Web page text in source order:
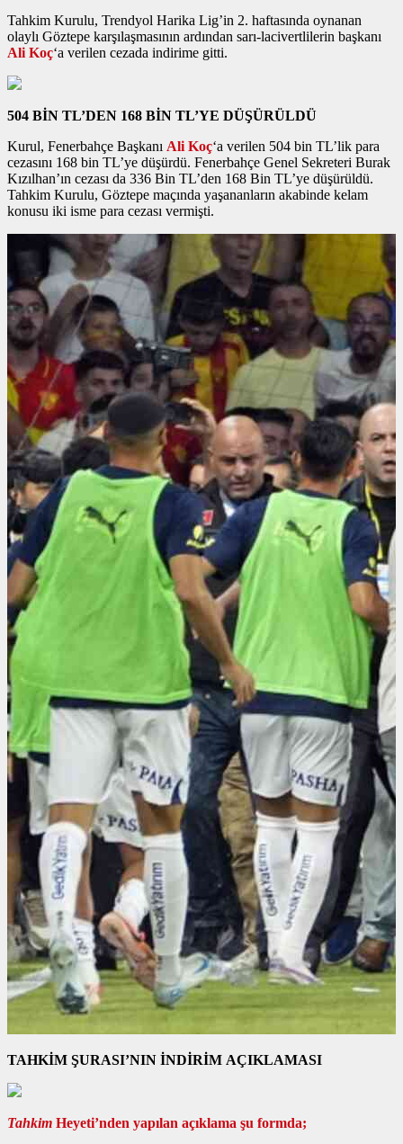
Tahkim Kurulu, Trendyol Harika Lig’in 2. haftasında oynanan
olaylı Göztepe karşılaşmasının ardından sarı-lacivertlilerin başkanı
Ali Koç‘a verilen cezada indirime gitti.
504 BİN TL’DEN 168 BİN TL’YE DÜŞÜRÜLDÜ
Kurul, Fenerbahçe Başkanı Ali Koç‘a verilen 504 bin TL’lik para
cezasını 168 bin TL’ye düşürdü. Fenerbahçe Genel Sekreteri Burak
Kızılhan’ın cezası da 336 Bin TL’den 168 Bin TL’ye düşürüldü.
Tahkim Kurulu, Göztepe maçında yaşananların akabinde kelam
konusu iki isme para cezası vermişti.
TAHKİM ŞURASI’NIN İNDİRİM AÇIKLAMASI
Tahkim Heyeti’nden yapılan açıklama şu formda;